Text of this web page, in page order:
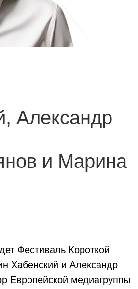
Александр
и Марина
Фестиваль Короткой
Хабенский и Александр
Европейской медиагруппы